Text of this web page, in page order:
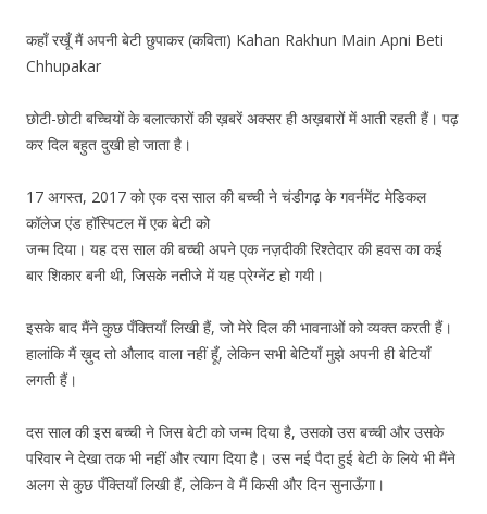
कहाँ रखूँ मैं अपनी बेटी छुपाकर (कविता) Kahan Rakhun Main Apni Beti
Chhupakar
छोटी-छोटी बच्चियों के बलात्कारों की ख़बरें अक्सर ही अख़बारों में आती रहती हैं। पढ़
कर दिल बहुत दुखी हो जाता है।
17 अगस्त, 2017 को एक दस साल की बच्ची ने चंडीगढ़ के गवर्नमेंट मेडिकल
कॉलेज एंड हॉस्पिटल में एक बेटी को
जन्म दिया। यह दस साल की बच्ची अपने एक नज़दीकी रिश्तेदार की हवस का कई
बार शिकार बनी थी, जिसके नतीजे में यह प्रेग्नेंट हो गयी।
इसके बाद मैंने कुछ पँक्तियाँ लिखी हैं, जो मेरे दिल की भावनाओं को व्यक्त करती हैं।
हालांकि मैं ख़ुद तो औलाद वाला नहीं हूँ, लेकिन सभी बेटियाँ मुझे अपनी ही बेटियाँ
लगती हैं।
दस साल की इस बच्ची ने जिस बेटी को जन्म दिया है, उसको उस बच्ची और उसके
परिवार ने देखा तक भी नहीं और त्याग दिया है। उस नई पैदा हुई बेटी के लिये भी मैंने
अलग से कुछ पँक्तियाँ लिखी हैं, लेकिन वे मैं किसी और दिन सुनाऊँगा।